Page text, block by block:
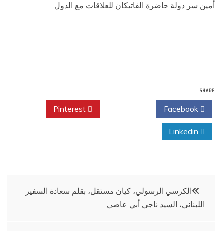
أمين سر دولة حاضرة الفاتيكان للعلاقات مع الدول.
SHARE
تصفّح
المقالات
الكرسي الرسولي، كيان مستقل، بقلم سعادة السفير
اللبناني، السيد ناجي أبي عاصي